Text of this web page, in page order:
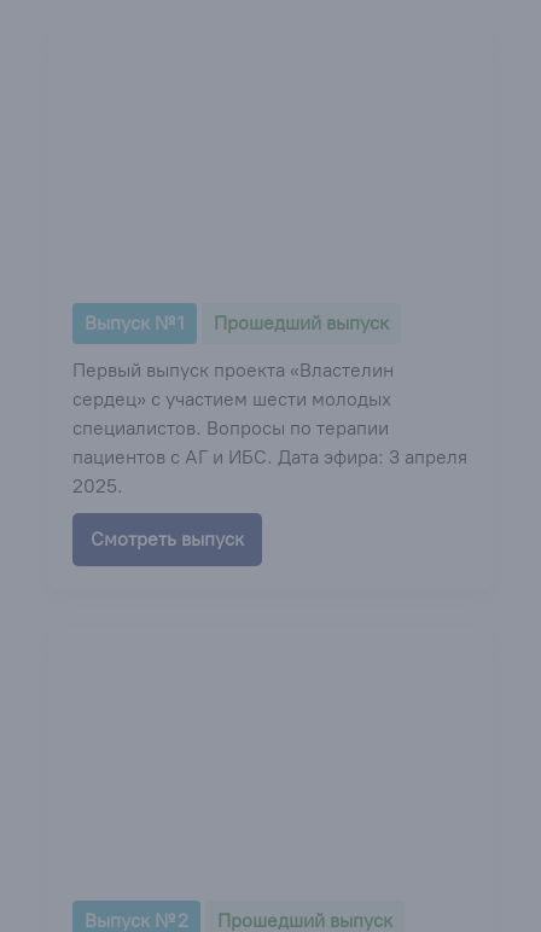
Выпуск № 1 Прошедший выпуск
Первый выпуск проекта «Властелин
сердец» с участием шести молодых
специалистов. Вопросы по терапии
пациентов с АГ и ИБС. Дата эфира: 3 апреля
2025.
Смотреть выпуск
Выпуск № 2 Прошедший выпуск